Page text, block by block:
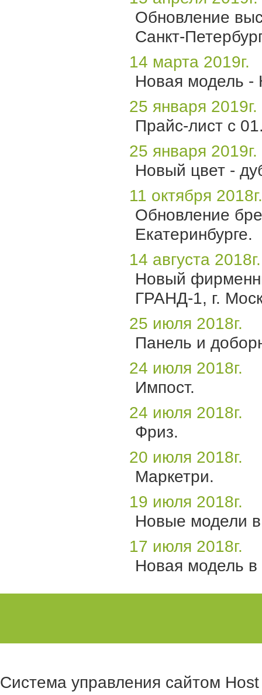
Обновление
Санкт-
14 марта 2019г.
Новая модель -
25 января 2019г.
Прайс-лист с
25 января 2019г.
Новый цвет -
11 октября 2018г.
Обновление
Екатеринбурге.
14 августа 2018г.
Новый
ГРАНД-1, г.
25 июля 2018г.
Панель и
24 июля 2018г.
Импост.
24 июля 2018г.
Фриз.
20 июля 2018г.
Маркетри.
19 июля 2018г.
Новые модели в
17 июля 2018г.
Новая модель в
Система управления сайтом